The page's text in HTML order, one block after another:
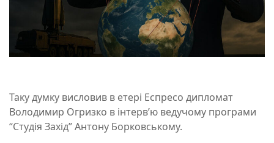
Таку думку висловив в етері Еспресо дипломат
Володимир Огризко в інтерв’ю ведучому програми
“Студія Захід” Антону Борковському.